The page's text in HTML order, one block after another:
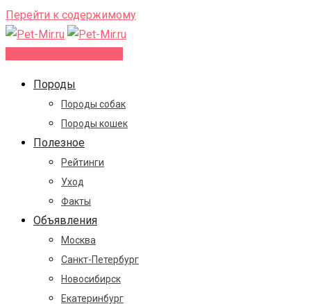
Перейти к содержимому
Породы
Породы собак
Породы кошек
Полезное
Рейтинги
Уход
Факты
Объявления
Москва
Санкт-Петербург
Новосибирск
Екатеринбург